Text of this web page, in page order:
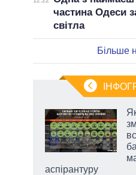
частина Одеси
світла
Більше
аспірантуру